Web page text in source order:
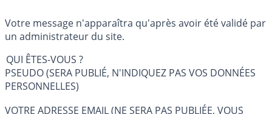
Votre message n'apparaîtra qu'après avoir été validé par
un administrateur du site.
QUI ÊTES-VOUS ?
PSEUDO (SERA PUBLIÉ, N'INDIQUEZ PAS VOS DONNÉES
PERSONNELLES)
VOTRE ADRESSE EMAIL (NE SERA PAS PUBLIÉE, VOUS